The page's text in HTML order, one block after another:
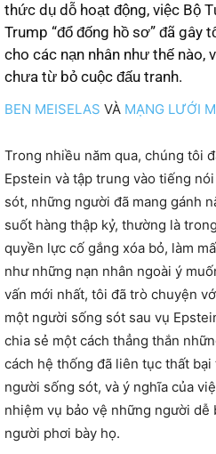
thức dụ dỗ hoạt động, việc Bộ
Trump “đổ đống hồ sơ” đã gây
cho các nạn nhân như thế nào,
chưa từ bỏ cuộc đấu tranh.
BEN MEISELAS VÀ MẠNG LƯỚI
Trong nhiều năm qua, chúng tôi
Epstein và tập trung vào tiếng
sót, những người đã mang gánh
suốt hàng thập kỷ, thường là
quyền lực cố gắng xóa bỏ, làm
như những nạn nhân ngoài ý
vấn mới nhất, tôi đã trò chuyện
một người sống sót sau vụ
chia sẻ một cách thẳng thắn
cách hệ thống đã liên tục thất
người sống sót, và ý nghĩa của
nhiệm vụ bảo vệ những người
người phơi bày họ.